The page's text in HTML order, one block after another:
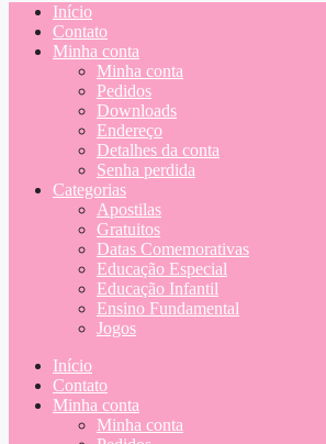
Início
Contato
Minha conta
Minha conta
Pedidos
Downloads
Endereço
Detalhes da conta
Senha perdida
Categorias
Apostilas
Gratuitos
Datas Comemorativas
Educação Especial
Educação Infantil
Ensino Fundamental
Jogos
Início
Contato
Minha conta
Minha conta